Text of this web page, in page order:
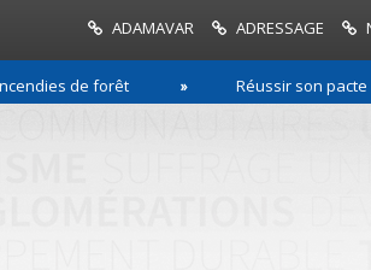
ADAMAVAR ADRESSAGE
de forêt Réussir son pacte de